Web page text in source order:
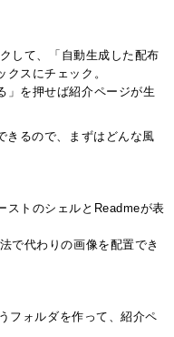
して、「自動生成した配布
スにチェック。
」を押せば紹介ページが生
きるので、まずはどんな風
ストのシェルとReadmeが表
で代わりの画像を配置でき
フォルダを作って、紹介ペ